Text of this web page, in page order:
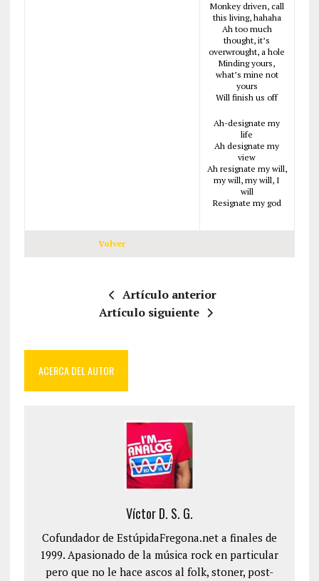
Monkey driven, call
this living, hahaha
Ah too much
thought, it’s
overwrought, a hole
Minding yours,
what’s mine not
yours
Will finish us off
Ah-designate my
life
Ah designate my
view
Ah resignate my will,
my will, my will, I
will
Resignate my god
Volver
Artículo anterior
Artículo siguiente
ACERCA DEL AUTOR
Víctor D. S. G.
Cofundador de EstúpidaFregona.net a finales de
1999. Apasionado de la música rock en particular
pero que no le hace ascos al folk, stoner, post-